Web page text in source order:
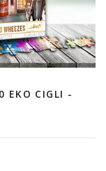
EKO CIGLI -